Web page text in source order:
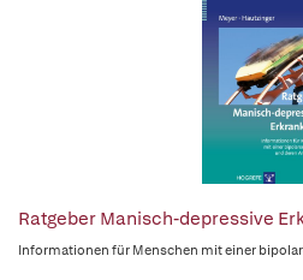
Ratgeber Manisch-depressive
Informationen für Menschen mit einer